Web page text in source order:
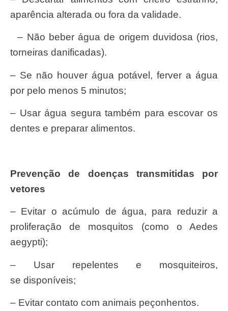
aparência alterada ou fora da validade.
– Não beber água de origem duvidosa (rios,
torneiras danificadas).
– Se não houver água potável, ferver a água
por pelo menos 5 minutos;
– Usar água segura também para escovar os
dentes e preparar alimentos.
Prevenção de doenças transmitidas por
vetores
– Evitar o acúmulo de água, para reduzir a
proliferação de mosquitos (como o Aedes
aegypti);
– Usar repelentes e mosquiteiros,
se disponíveis;
– Evitar contato com animais peçonhentos.